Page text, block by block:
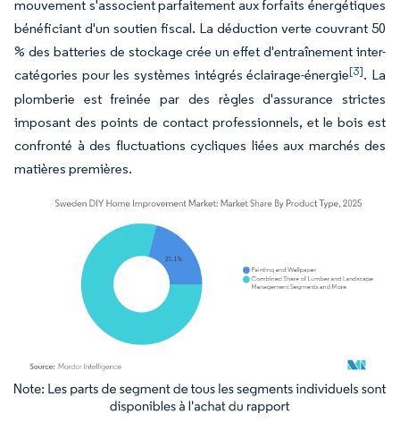
mouvement s'associent parfaitement aux forfaits énergétiques
bénéficiant d'un soutien fiscal. La déduction verte couvrant 50
% des batteries de stockage crée un effet d'entraînement inter-
catégories pour les systèmes intégrés éclairage-énergie[3]. La
plomberie est freinée par des règles d'assurance strictes
imposant des points de contact professionnels, et le bois est
confronté à des fluctuations cycliques liées aux marchés des
matières premières.
Image © Mordor Intelligence. La réutilisation nécessite une attribution sous CC BY